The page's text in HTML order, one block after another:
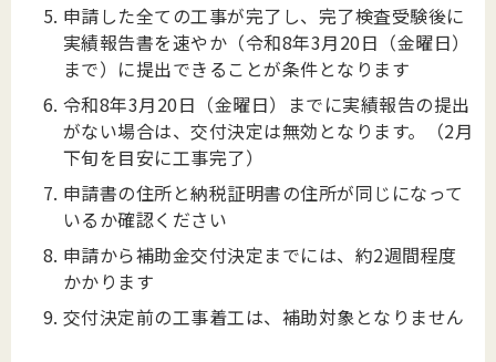
申請した全ての工事が完了し、完了検査受験後に
実績報告書を速やか（令和8年3月20日（金曜日）
まで）に提出できることが条件となります
令和8年3月20日（金曜日）までに実績報告の提出
がない場合は、交付決定は無効となります。（2月
下旬を目安に工事完了）
申請書の住所と納税証明書の住所が同じになって
いるか確認ください
申請から補助金交付決定までには、約2週間程度
かかります
交付決定前の工事着工は、補助対象となりません